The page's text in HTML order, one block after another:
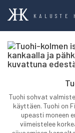
KALUSTE
Tuohi sohvat
käyttäen. Tuohi on
upeasti moneen
viimeistelee